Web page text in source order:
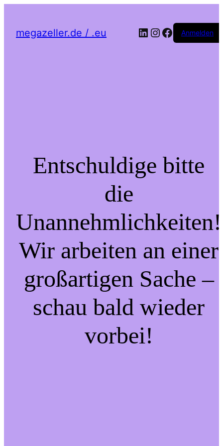
megazeller.de / .eu LinkedIn
Instagram
Facebook
Anmelden
Entschuldige bitte
die
Unannehmlichkeiten!
Wir arbeiten an einer
großartigen Sache –
schau bald wieder
vorbei!